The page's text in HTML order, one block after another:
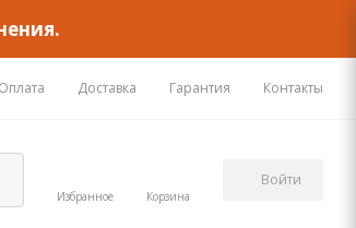
Оплата Доставка Гарантия Контакты
Избранное Корзина
Войти